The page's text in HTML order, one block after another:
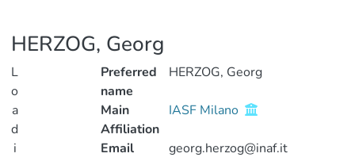
HERZOG, Georg
L
o
a
d
i
Preferred
name
HERZOG, Georg
Main
Affiliation
IASF Milano
Email
georg.herzog@inaf.it